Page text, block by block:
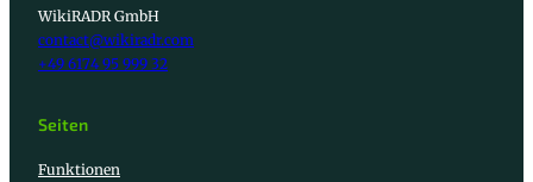
WikiRADR GmbH
contact@wikiradr.com
+49 6174 95 999 32
Seiten
Funktionen